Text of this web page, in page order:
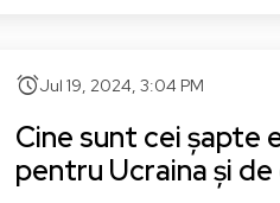
alarmJul 19, 2024, 3:04 PM
Cine sunt cei șapte
pentru Ucraina și